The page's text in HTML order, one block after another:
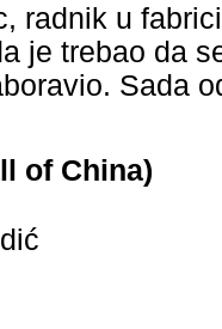
radnik u
je trebao da
Sada
of China)